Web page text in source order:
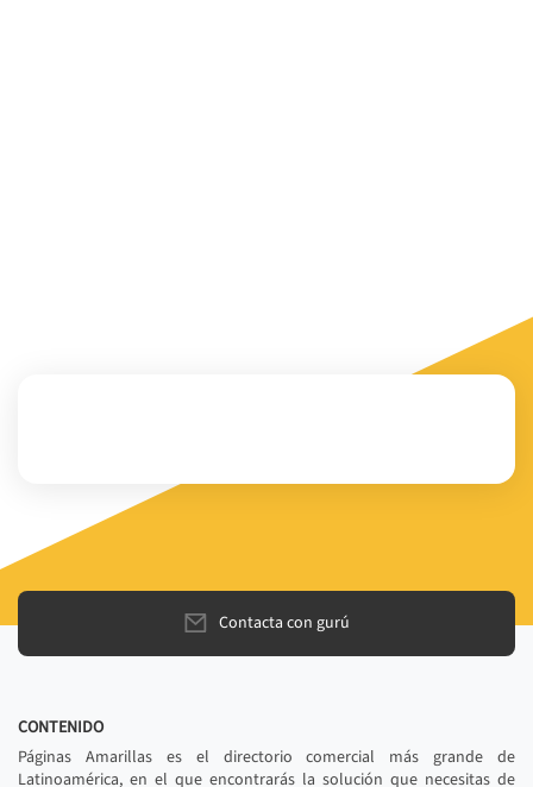
Contacta con gurú
CONTENIDO
Páginas Amarillas es el directorio comercial más grande de
Latinoamérica, en el que encontrarás la solución que necesitas de